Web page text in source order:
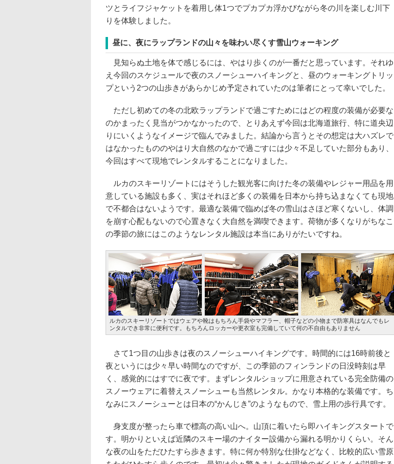
ツとライフジャケットを着用し体1つでプカプカ浮かびながら冬の川を楽しむ川下
りを体験しました。
昼に、夜にラップランドの山々を味わい尽くす雪山ウォーキング
見知らぬ土地を体で感じるには、やはり歩くのが一番だと思っています。それゆ
え今回のスケジュールで夜のスノーシューハイキングと、昼のウォーキングトリッ
プという2つの山歩きがあらかじめ予定されていたのは筆者にとって幸いでした。
ただし初めての冬の北欧ラップランドで過ごすためにはどの程度の装備が必要な
のかまったく見当がつかなかったので、とりあえず今回は北海道旅行、特に道央辺
りにいくようなイメージで臨んでみました。結論から言うとその想定は大ハズレで
はなかったもののやはり大自然のなかで過ごすには少々不足していた部分もあり、
今回はすべて現地でレンタルすることになりました。
ルカのスキーリゾートにはそうした観光客に向けた冬の装備やレジャー用品を用
意している施設も多く、実はそれほど多くの装備を日本から持ち込まなくても現地
で不都合はないようです。最適な装備で臨めば冬の雪山はさほど寒くないし、体調
を崩す心配もないので心置きなく大自然を満喫できます。荷物が多くなりがちなこ
の季節の旅にはこのようなレンタル施設は本当にありがたいですね。
ルカのスキーリゾートではウェアや靴はもちろん手袋やマフラー、帽子などの小物まで防寒具はなんでもレ
ンタルでき非常に便利です。もちろんロッカーや更衣室も完備していて何の不自由もありません
さて1つ目の山歩きは夜のスノーシューハイキングです。時間的には16時前後と
夜というには少々早い時間なのですが、この季節のフィンランドの日没時刻は早
く、感覚的にはすでに夜です。まずレンタルショップに用意されている完全防備の
スノーウェアに着替えスノーシューも当然レンタル。かなり本格的な装備です。ち
なみにスノーシューとは日本の“かんじき”のようなもので、雪上用の歩行具です。
身支度が整ったら車で標高の高い山へ。山頂に着いたら即ハイキングスタートで
す。明かりといえば近隣のスキー場のナイター設備から漏れる明かりくらい。そん
な夜の山をただひたすら歩きます。特に何か特別な仕掛などなく、比較的広い雪原